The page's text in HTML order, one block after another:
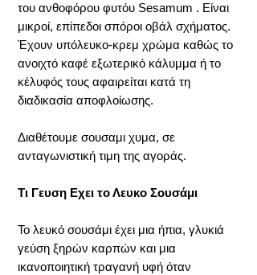
του ανθοφόρου φυτόυ Sesamum . Είναι
μικροί, επίπεδοι σπόροι οβάλ σχήματος.
Έχουν υπόλευκο-κρεμ χρώμα καθώς το
ανοιχτό καφέ εξωτερικό κάλυμμα ή το
κέλυφός τους αφαιρείται κατά τη
διαδικασία αποφλοίωσης.
Διαθέτουμε σουσαμι χυμα, σε
ανταγωνιστική τιμη της αγοράς.
Τι Γευση Εχει το Λευκο Σουσάμι
Το λευκό σουσάμι έχει μια ήπια, γλυκιά
γεύση ξηρών καρπών και μια
ικανοποιητική τραγανή υφή όταν